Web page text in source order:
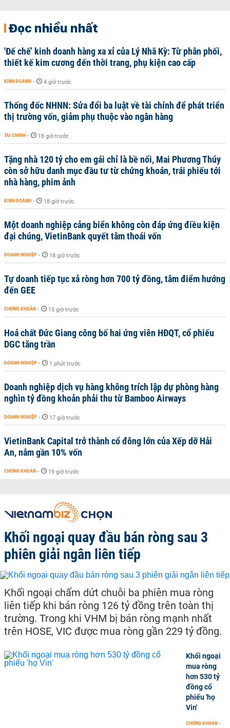
Đọc nhiều nhất
'Đế chế’ kinh doanh hàng xa xỉ của Lý Nhã Kỳ: Từ phân phối,
thiết kế kim cương đến thời trang, phụ kiện cao cấp
KINH DOANH - 4 giờ trước
Thống đốc NHNN: Sửa đổi ba luật về tài chính để phát triển
thị trường vốn, giảm phụ thuộc vào ngân hàng
TÀI CHÍNH - 18 giờ trước
Tặng nhà 120 tỷ cho em gái chỉ là bề nổi, Mai Phương Thúy
còn sở hữu danh mục đầu tư từ chứng khoán, trái phiếu tới
nhà hàng, phim ảnh
KINH DOANH - 18 giờ trước
Một doanh nghiệp cảng biển không còn đáp ứng điều kiện
đại chúng, VietinBank quyết tâm thoái vốn
DOANH NGHIỆP - 18 giờ trước
Tự doanh tiếp tục xả ròng hơn 700 tỷ đồng, tâm điểm hướng
đến GEE
CHỨNG KHOÁN - 15 giờ trước
Hoá chất Đức Giang công bố hai ứng viên HĐQT, cổ phiếu
DGC tăng trần
DOANH NGHIỆP - 1 phút trước
Doanh nghiệp dịch vụ hàng không trích lập dự phòng hàng
nghìn tỷ đồng khoản phải thu từ Bamboo Airways
DOANH NGHIỆP - 17 giờ trước
VietinBank Capital trở thành cổ đông lớn của Xếp dỡ Hải
An, nắm gần 10% vốn
CHỨNG KHOÁN - 19 giờ trước
Khối ngoại quay đầu bán ròng sau 3
phiên giải ngân liên tiếp
Khối ngoại chấm dứt chuỗi ba phiên mua ròng
liên tiếp khi bán ròng 126 tỷ đồng trên toàn thị
trường. Trong khi VHM bị bán ròng mạnh nhất
trên HOSE, VIC được mua ròng gần 229 tỷ đồng.
Khối ngoại
mua ròng
hơn 530 tỷ
đồng cổ
phiếu 'họ
Vin'
CHỨNG KHOÁN -